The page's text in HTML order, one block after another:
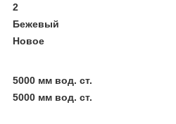
2
Бежевый
Новое
5000 мм вод. ст.
5000 мм вод. ст.